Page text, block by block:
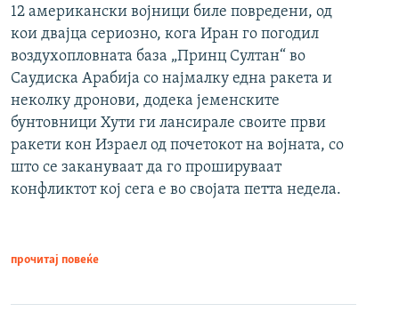
12 американски војници биле повредени, од
кои двајца сериозно, кога Иран го погодил
воздухопловната база „Принц Султан“ во
Саудиска Арабија со најмалку една ракета и
неколку дронови, додека јеменските
бунтовници Хути ги лансирале своите први
ракети кон Израел од почетокот на војната, со
што се закануваат да го прошируваат
конфликтот кој сега е во својата петта недела.
прочитај повеќе